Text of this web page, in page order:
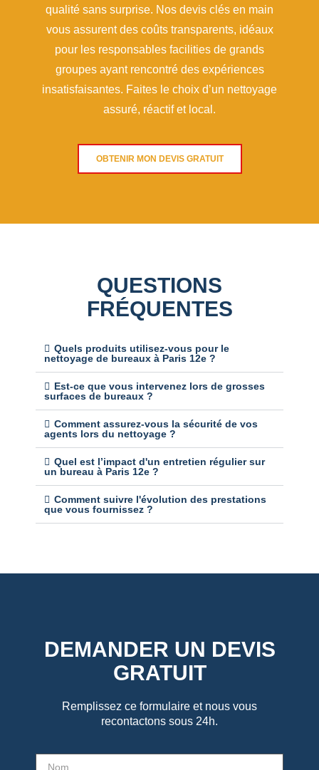
qualité sans surprise. Nos devis clés en main
vous assurent des coûts transparents, idéaux
pour les responsables facilities de grands
groupes ayant rencontré des expériences
insatisfaisantes. Faites le choix d’un nettoyage
assuré, réactif et local.
OBTENIR MON DEVIS GRATUIT
QUESTIONS
FRÉQUENTES
Quels produits utilisez-vous pour le
nettoyage de bureaux à Paris 12e ?
Est-ce que vous intervenez lors de grosses
surfaces de bureaux ?
Comment assurez-vous la sécurité de vos
agents lors du nettoyage ?
Quel est l’impact d'un entretien régulier sur
un bureau à Paris 12e ?
Comment suivre l'évolution des prestations
que vous fournissez ?
DEMANDER UN DEVIS
GRATUIT
Remplissez ce formulaire et nous vous
recontactons sous 24h.